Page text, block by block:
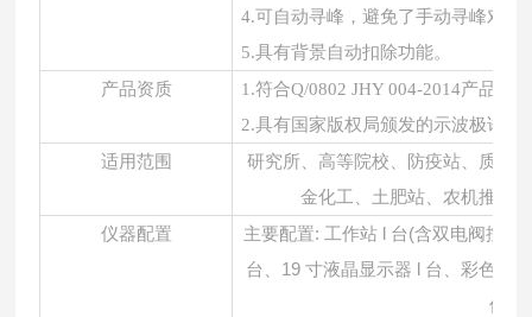
4.可自动寻峰，避免了手动寻峰对测
5.具有背景自动扣除功能。
产品资质
1 .符合Q/0802 JHY 004-2014产品标准
2.具有国家版权局颁发的示波极谱仪
适用范围
研究所、高等院校、防疫站、质检
金化工、
土肥站、农机推广
仪器配置
主要配置: 工作站 l 台(含双电阀控制
台、19 寸液晶显示器 l 台、彩色喷
件